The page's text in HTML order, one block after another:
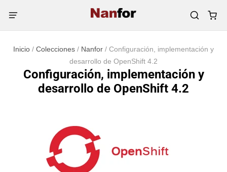
Inicio / Colecciones / Nanfor / Configuración, implementación y
desarrollo de OpenShift 4.2
Configuración, implementación y
desarrollo de OpenShift 4.2